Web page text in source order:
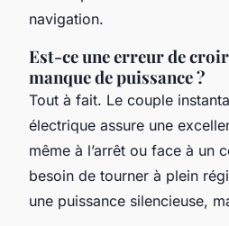
navigation.
Est-ce une erreur de
manque de puissance ?
Tout à fait. Le couple
électrique assure une
même à l’arrêt ou face à un
besoin de tourner à plein
une puissance silencieuse,